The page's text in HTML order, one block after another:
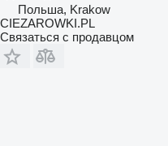
Польша, Krakow
CIEZAROWKI.PL
Связаться с продавцом